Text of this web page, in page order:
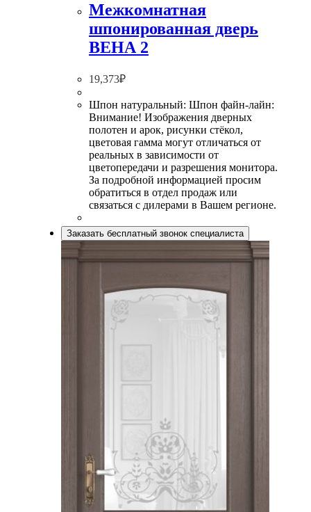
Межкомнатная
шпонированная дверь
ВЕНА 2
19,373₽
Шпон натуральный: Шпон файн-лайн:
Внимание! Изображения дверных
полотен и арок, рисунки стёкол,
цветовая гамма могут отличаться от
реальных в зависимости от
цветопередачи и разрешения монитора.
За подробной информацией просим
обратиться в отдел продаж или
связаться с дилерами в Вашем регионе.
Заказать бесплатный звонок специалиста